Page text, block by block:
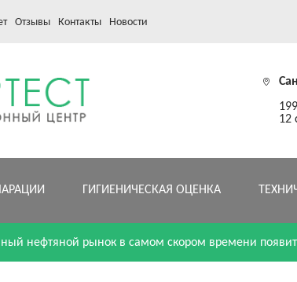
Отзывы Контакты Новости
12
ГИГИЕНИЧЕСКАЯ ОЦЕНКА
нефтяной рынок в самом скором времени